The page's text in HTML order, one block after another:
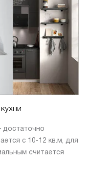
достаточно
с 10-12 кв.м, для
считается